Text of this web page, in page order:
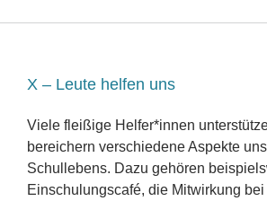
X – Leute helfen uns
Viele fleißige Helfer*innen
bereichern verschiedene Aspekte
Schullebens. Dazu gehören
Einschulungscafé, die Mitwirkung